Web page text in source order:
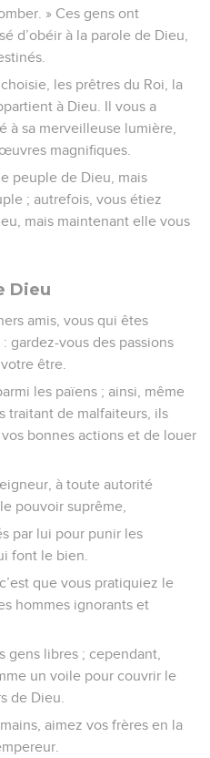
» Ces gens ont
d’obéir à la parole de Dieu,
les prêtres du Roi, la
à Dieu. Il vous a
à sa merveilleuse lumière,
magnifiques.
peuple de Dieu, mais
; autrefois, vous étiez
mais maintenant elle vous
Dieu
amis, vous qui êtes
gardez-vous des passions
être.
les païens ; ainsi, même
traitant de malfaiteurs, ils
bonnes actions et de louer
à toute autorité
pouvoir suprême,
par lui pour punir les
font le bien.
que vous pratiquiez le
hommes ignorants et
gens libres ; cependant,
un voile pour couvrir le
de Dieu.
aimez vos frères en la